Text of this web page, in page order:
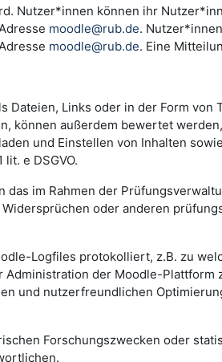
Nutzer*innen können ihr
moodle@rub.de.
moodle@rub.de. Eine
Dateien, Links oder in der Form
können außerdem bewertet
und Einstellen von Inhalten
e DSGVO.
im Rahmen der
oder anderen
Logfiles protokolliert, z.B. zu
der Moodle-
und nutzerfreundlichen
Forschungszwecken oder